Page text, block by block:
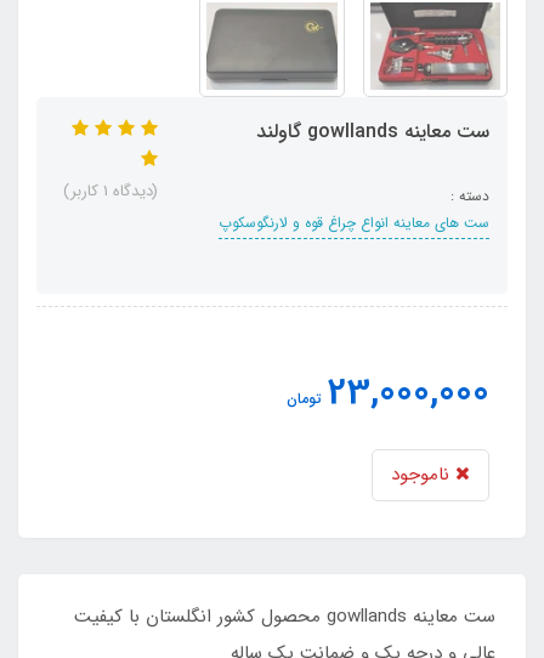
ست معاینه gowllands گاولند
دسته :
ست های معاینه انواع چراغ قوه و لارنگوسکوپ
(دیدگاه 1 کاربر)
23,000,000 تومان
ناموجود
ست معاینه gowllands محصول کشور انگلستان با کیفیت